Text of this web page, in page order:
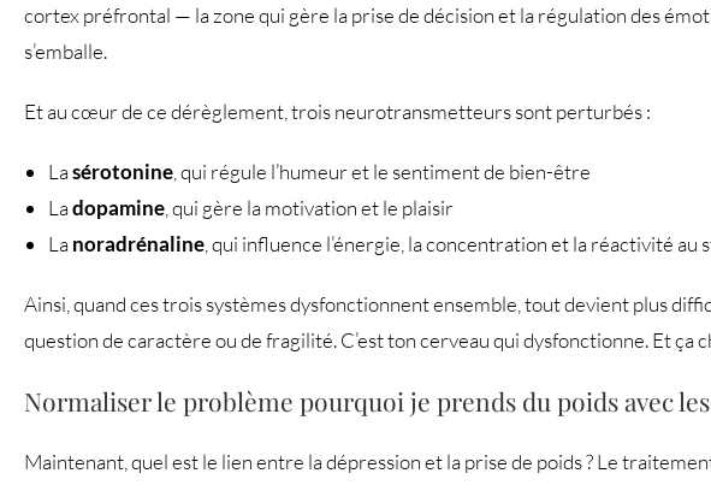
cortex préfrontal — la zone qui gère la prise de décision et la régulation des
s’emballe.
Et au cœur de ce dérèglement, trois neurotransmetteurs sont perturbés :
Lasérotonine , qui régule l’humeur et le sentiment de bien-être
Ladopamine , qui gère la motivation et le plaisir
Lanoradrénaline , qui influence l’énergie, la concentration et la réactivité au
Ainsi, quand ces trois systèmes dysfonctionnent ensemble, tout devient plus
question de caractère ou de fragilité. C’est ton cerveau qui dysfonctionne. Et ça
Normaliser le problème pourquoi je prends du poids avec
Maintenant, quel est le lien entre la dépression et la prise de poids ? Le